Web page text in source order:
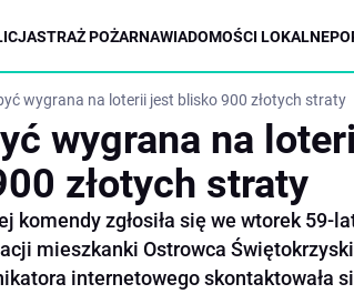
STRAŻ POŻARNAWIADOMOŚCI LOKALNE
wygrana na loterii jest blisko 900 złotych straty
wygrana na
złotych straty
komendy zgłosiła się we wtorek 59-
mieszkanki Ostrowca
internetowego skontaktowała